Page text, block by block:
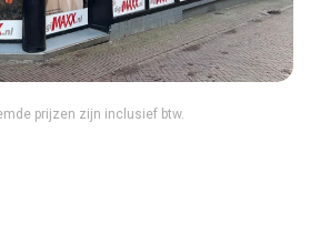
prijzen zijn inclusief btw.